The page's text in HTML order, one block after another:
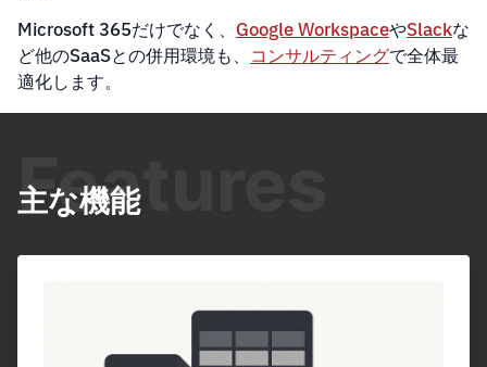
Microsoft 365だけでなく、 Google WorkspaceやSlackな
ど他のSaaSとの併用環境も、 コンサルティングで全体最
適化します。
主な機能
Features